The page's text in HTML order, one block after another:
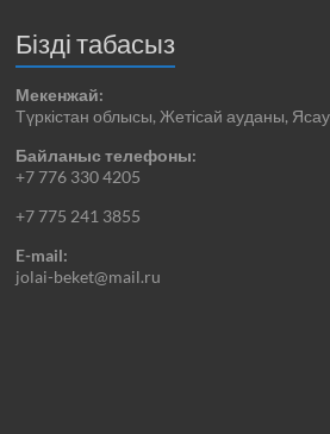
Бізді табасыз
Мекенжай:
Түркістан облысы, Жетісай ауданы,
Байланыс телефоны:
+7 776 330 4205
+7 775 241 3855
E-mail:
jolai-beket@mail.ru